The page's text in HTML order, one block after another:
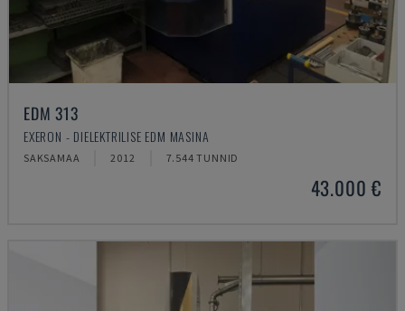
EDM 313
EXERON - DIELEKTRILISE EDM MASINA
SAKSAMAA 2012 7.544 TUNNID
43.000 €